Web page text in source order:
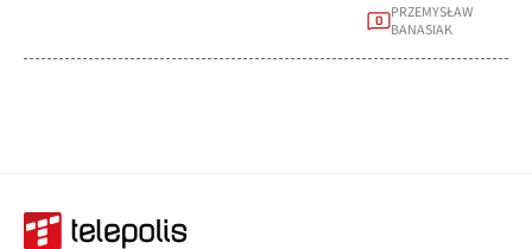
0
PRZEMYSŁAW
BANASIAK